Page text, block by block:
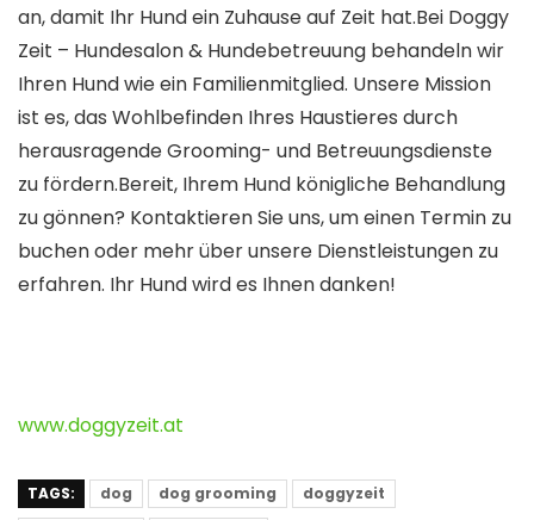
an, damit Ihr Hund ein Zuhause auf Zeit hat.Bei Doggy
Zeit – Hundesalon & Hundebetreuung behandeln wir
Ihren Hund wie ein Familienmitglied. Unsere Mission
ist es, das Wohlbefinden Ihres Haustieres durch
herausragende Grooming- und Betreuungsdienste
zu fördern.Bereit, Ihrem Hund königliche Behandlung
zu gönnen? Kontaktieren Sie uns, um einen Termin zu
buchen oder mehr über unsere Dienstleistungen zu
erfahren. Ihr Hund wird es Ihnen danken!
www.doggyzeit.at
TAGS: dog dog grooming
doggyzeit